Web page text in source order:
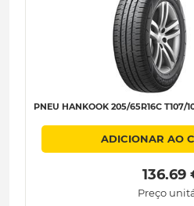
PNEU HANKOOK 205/65R16C T107/
ADICIONAR AO
136.69
Preço